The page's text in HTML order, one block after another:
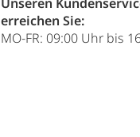
erreichen Sie:
MO-FR: 09:00 Uhr bis